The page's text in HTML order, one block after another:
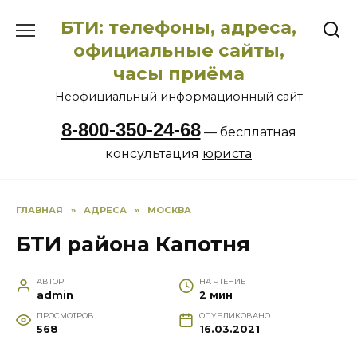
содержанию
БТИ: телефоны, адреса,
официальные сайты,
часы приёма
Неофициальный информационный сайт
8-800-350-24-68— бесплатная
консультация юриста
ГЛАВНАЯ » АДРЕСА » МОСКВА
БТИ района Капотня
АВТОР
admin
НА ЧТЕНИЕ
2 мин
ПРОСМОТРОВ
568
ОПУБЛИКОВАНО
16.03.2021